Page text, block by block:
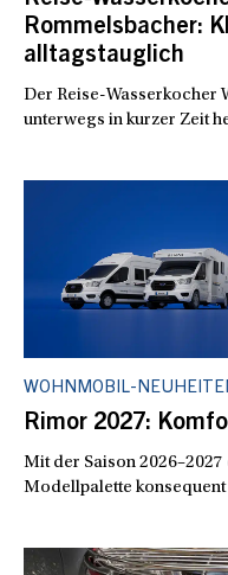
WOHNMOBIL-
Rimor 2027:
Mit der Saison
Modellpalette konsequent
Rommelsbacher:
alltagstauglich
Der Reise-Wasserkocher
unterwegs in kurzer Zeit